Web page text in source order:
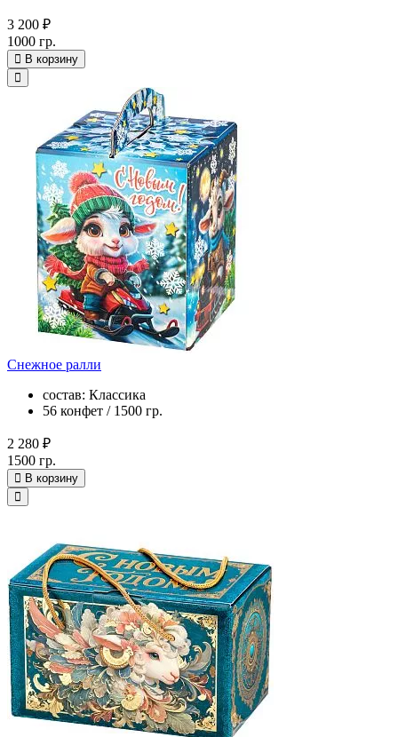
3 200 ₽
1000 гр.
В корзину
Снежное ралли
состав: Классика
56 конфет / 1500 гр.
2 280 ₽
1500 гр.
В корзину